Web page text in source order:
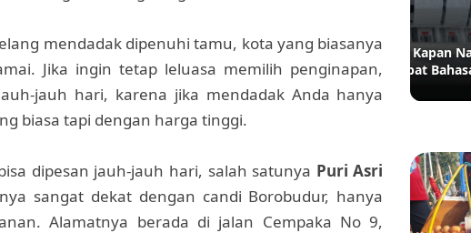
mendadak dipenuhi tamu, kota yang biasanya
Jika ingin tetap leluasa memilih penginapan,
jauh hari, karena jika mendadak Anda hanya
biasa tapi dengan harga tinggi.
dipesan jauh-jauh hari, salah satunya Puri Asri
sangat dekat dengan candi Borobudur, hanya
Alamatnya berada di jalan Cempaka No 9,
Menanti Ketegasan Gubernur: Kapan Nama
JIS Dinasionalkan demi Martabat Bahasa?
Ironi di